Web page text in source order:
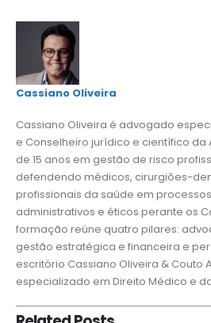
Cassiano Oliveira
Cassiano Oliveira é advogado
e Conselheiro jurídico e científico da
de 15 anos em gestão de risco
defendendo médicos, cirurgiões-
profissionais da saúde em
administrativos e éticos perante os
formação reúne quatro pilares:
gestão estratégica e financeira e
escritório Cassiano Oliveira & Couto
especializado em Direito Médico e